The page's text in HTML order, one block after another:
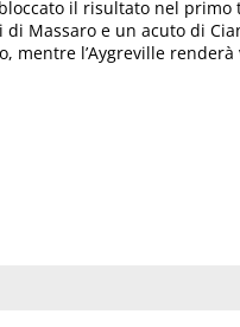
il risultato nel primo
Massaro e un acuto di
mentre l’Aygreville renderà